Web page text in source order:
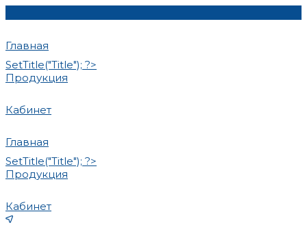
Главная
SetTitle("Title"); ?>
Продукция
Кабинет
Главная
SetTitle("Title"); ?>
Продукция
Кабинет